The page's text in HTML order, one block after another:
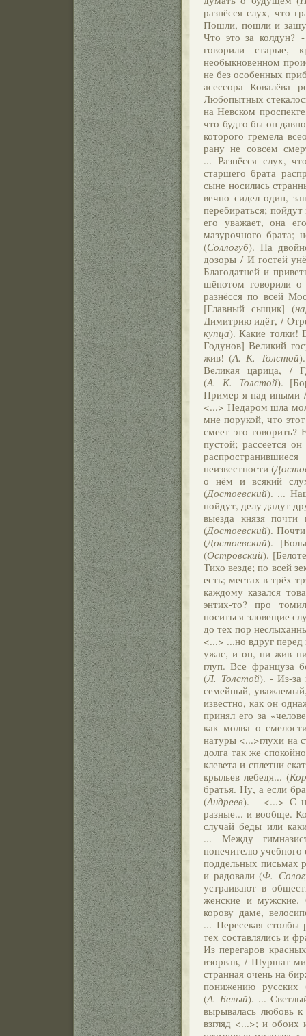
разнёсся слух, что
Пошли, пошли и
Что это за колдун?
говорили старые,
необыкновенном
не без особенных
асессора Ковалёва
Любопытных
на Невском
что будто бы он
которого гремела
рану не совсем
... Разнёсся слух,
старшего брата
сыне носились
вечно сидел один,
перебираться;
его уважает, она
мазурочного брата;
(Соллогуб). На
дозоры / И гостей
Благодатней и
шёпотом говорили
разнёсся по всей
[Главный сыщик] (
Димитрию идёт, /
купца). Какие толки!
Годунов] Великий
жив! (А. К. Толстой
Великая царица, /
(А. К. Толстой).
Пример я над иными
<...> Недаром шла
мне порукой, что
смеет это
пустой; рассеется
неизвестности (
о нём и всякий
(Достоевский). ...
пойдут, делу дадут
выезда князя
(Достоевский). Почти
(Достоевский).
(Островский).
Тихо везде; по всей
есть; местах в трёх
каждому казался
энтих-то? про
носиться зловещие
до тех пор
<...> ...но вдруг перед
ужас, и он, ни жив
глуп. Все француза
(Л. Толстой). - Из-за
семейный,
известно, как он
принял его за
как молва о
натуры <...>глухи на
долга так же
клевета и сплетни
крыльев лебедя... (
братья. Ну, а если
(Андреев). - <...> С
разные... и вообще.
случай беды или
... Между
попечителю
поддельных письмах
и радовали (Ф.
устраивают в
женские и мужские.
корову даме,
... Пересекая столбы
тех составлялись и
Из перегаров
взорвав, / Шуршат
странная очень на
понижению
(А. Белый). ...
вырывалась любовь
взгляд <...>; и обоих